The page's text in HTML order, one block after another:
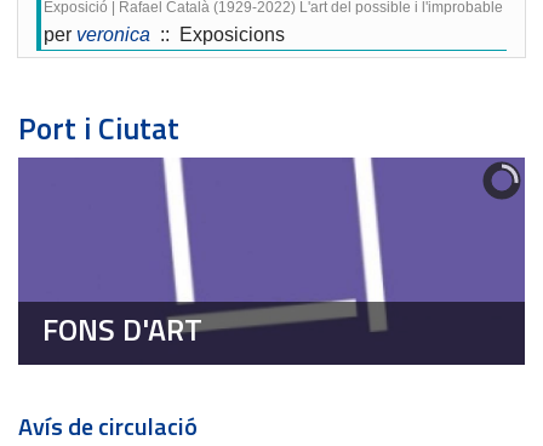
Exposició | Rafael Català (1929-2022) L'art del possible i l'improbable
per veronica :: Exposicions
Port i Ciutat
FONS D'ART
Avís de circulació